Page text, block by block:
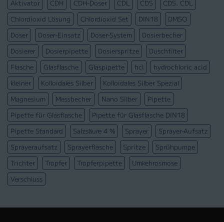
Aktivator CDH CDH-Doser CDL CDS
CDS. CDL
Chlordioxid Lösung
Chlordioxid Set DIN18
DMSO
Doser
Doser-Einsatz Doser-System
Dosierbecher
Dosierer
Dosierpipette Dosierspritze
Duschfilter
Flasche
Glasflasche Glaspipette hcl
hydrochloric acid
kleiner
Kolloidales Silber
Kolloidales Silber Spezial
Magnesium
Messbecher Nano Silber
Pipette
Pipette für Glasflasche
Pipette für Glasflasche DIN18
Pipette Standard
Salzsäure 4 % Sprayer
Sprayer-Aufsatz
Sprayeraufsatz
Sprayerflasche Spritze
Sprühpumpe
Trichter
Tropfer Tropferpipette
Umkehrosmose
Verschluss